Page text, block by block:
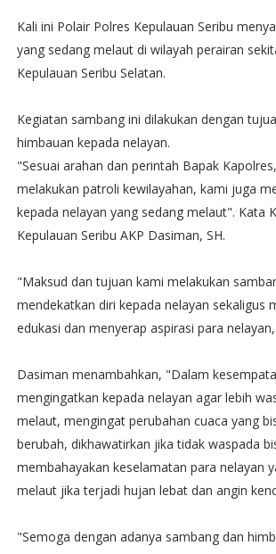
Kali ini Polair Polres Kepulauan Seribu
yang sedang melaut di wilayah perairan
Kepulauan Seribu Selatan.
Kegiatan sambang ini dilakukan dengan
himbauan kepada nelayan.
"Sesuai arahan dan perintah Bapak
melakukan patroli kewilayahan, kami juga
kepada nelayan yang sedang melaut". Kata
Kepulauan Seribu AKP Dasiman, SH.
"Maksud dan tujuan kami melakukan
mendekatkan diri kepada nelayan sekaligus
edukasi dan menyerap aspirasi para
Dasiman menambahkan, "Dalam
mengingatkan kepada nelayan agar lebih
melaut, mengingat perubahan cuaca yang
berubah, dikhawatirkan jika tidak waspada
membahayakan keselamatan para nelayan
melaut jika terjadi hujan lebat dan angin
"Semoga dengan adanya sambang dan